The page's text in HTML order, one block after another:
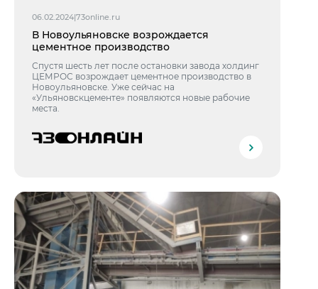
06.02.2024|73online.ru
В Новоульяновске возрождается
цементное производство
Спустя шесть лет после остановки завода холдинг
ЦЕМРОС возрождает цементное производство в
Новоульяновске. Уже сейчас на
«Ульяновскцементе» появляются новые рабочие
места.